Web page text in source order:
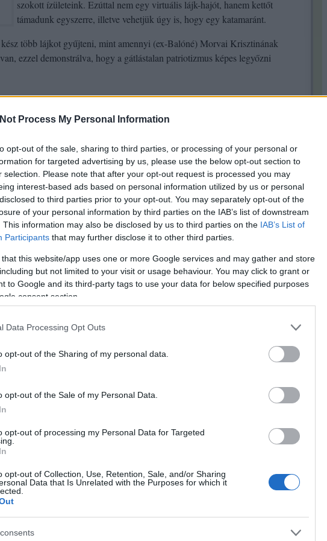
Process My Personal Information
opt-out of the sale, sharing to third parties, or processing of your personal or
for targeted advertising by us, please use the below opt-out section to
selection. Please note that after your opt-out request is processed you may
interest-based ads based on personal information utilized by us or personal
to third parties prior to your opt-out. You may separately opt-out of the
of your personal information by third parties on the IAB’s list of downstream
This information may also be disclosed by us to third parties on the IAB’s List of
Participants that may further disclose it to other third parties.
this website/app uses one or more Google services and may gather and store
but not limited to your visit or usage behaviour. You may click to grant or
to Google and its third-party tags to use your data for below specified purposes
consent section.
Data Processing Opt Outs
opt-out of the Sharing of my personal data.
opt-out of the Sale of my Personal Data.
opt-out of processing my Personal Data for Targeted
opt-out of Collection, Use, Retention, Sale, and/or Sharing
Data that Is Unrelated with the Purposes for which it
szokott ízületeink. Ezúttal nem egy virtuális lájk-hajót, hanem kettőt
támadunk egyszerre, illetve vehetjük úgy is, hogy egy katamaránt.
több lájkot gyűjteni, mint amennyi (ex-Balóné) Morvai Krisztinának
ezzel demonstrálva, hogy a gátlástalan patriotizmus képes legyőzni
és György a Fent és Lent blog kedvéért, a viadal meghirdetésének
állnak egy fotó erejéig a legszebb ruhájukban. Főszerkesztőnk kérésének
felé néz, György eközben pedig mobiltelefonálást imitál.
a posztok alá felszerelt úgynevezett Morvai-Baló számláló tájékoztat
Lent Facebook oldalát
lájkolásnak, például ha azt lóról visszafelé vagy félázsiai
végre. A legszebben lájkoló olvasónkat mi is lájkoljuk!
faszaság